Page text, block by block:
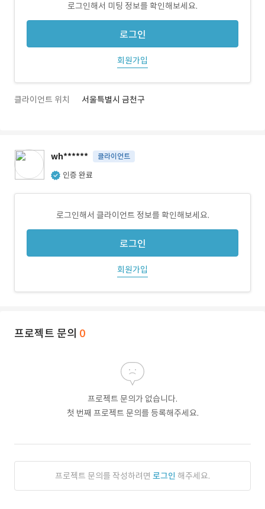
로그인해서 미팅 정보를 확인해보세요.
로그인
회원가입
클라이언트 위치 서울특별시 금천구
wh****** 클라이언트
인증 완료
로그인해서 클라이언트 정보를 확인해보세요.
로그인
회원가입
프로젝트 문의 0
프로젝트 문의가 없습니다.
첫 번째 프로젝트 문의를 등록해주세요.
프로젝트 문의를 작성하려면 로그인 해주세요.